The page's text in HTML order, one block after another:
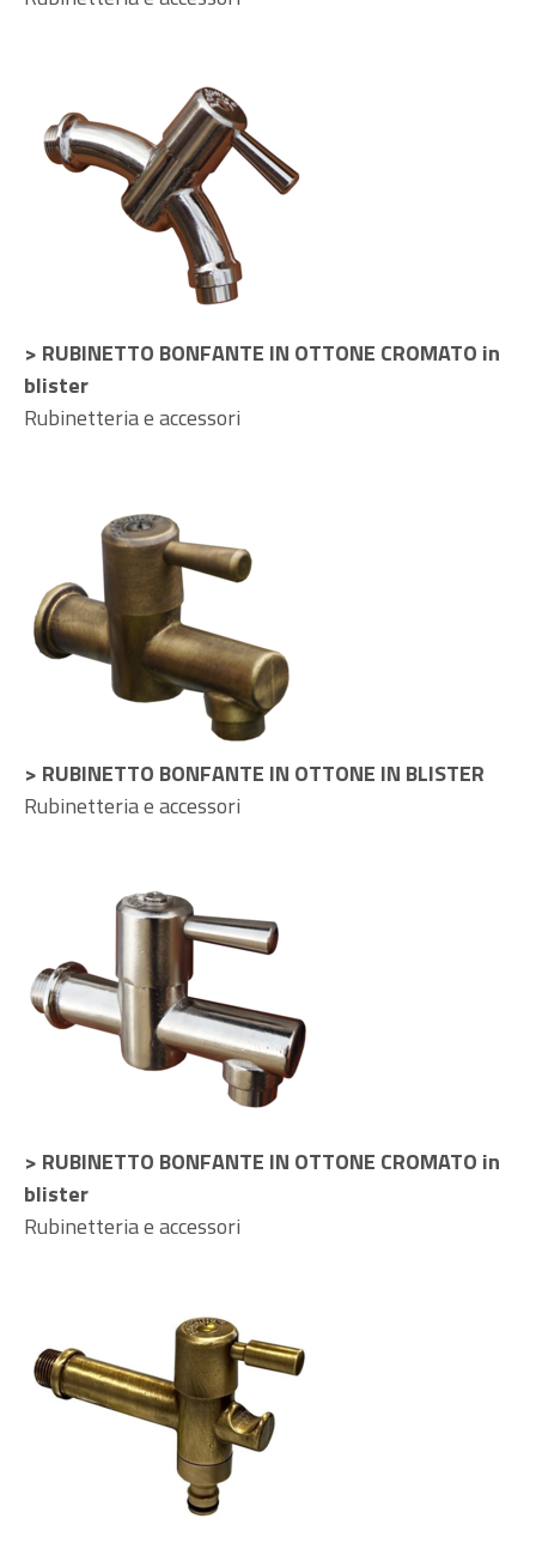
> RUBINETTO BONFANTE IN OTTONE CROMATO in
blister
Rubinetteria e accessori
> RUBINETTO BONFANTE IN OTTONE IN BLISTER
Rubinetteria e accessori
> RUBINETTO BONFANTE IN OTTONE CROMATO in
blister
Rubinetteria e accessori